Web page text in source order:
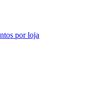
por loja